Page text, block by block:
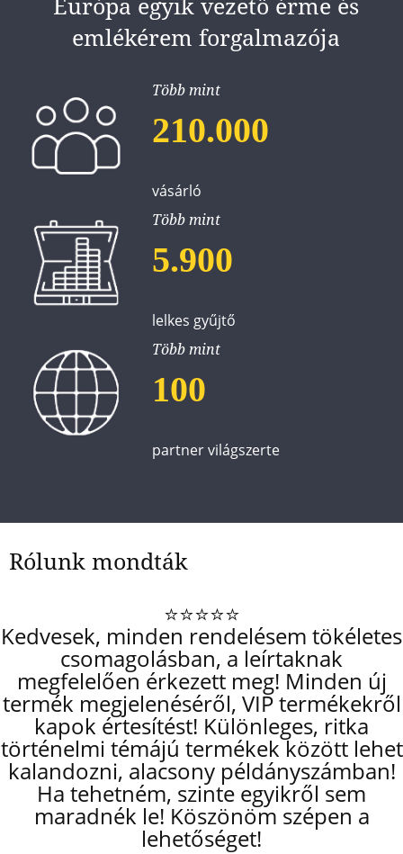
emlékérem forgalmazója
Több mint
210.000
vásárló
Több mint
5.900
lelkes gyűjtő
Több mint
100
partner világszerte
Rólunk mondták
⭐⭐⭐⭐⭐
Kedvesek, minden rendelésem tökéletes
csomagolásban, a leírtaknak
megfelelően érkezett meg! Minden új
termék megjelenéséről, VIP termékekről
kapok értesítést! Különleges, ritka
történelmi témájú termékek között lehet
kalandozni, alacsony példányszámban!
Ha tehetném, szinte egyikről sem
maradnék le! Köszönöm szépen a
lehetőséget!